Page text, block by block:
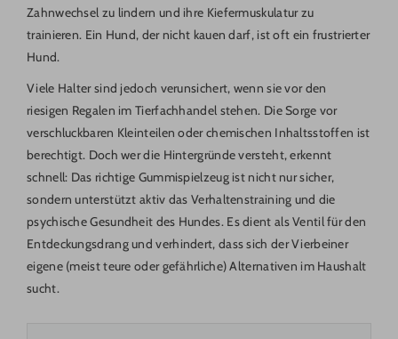
Zahnwechsel zu lindern und ihre Kiefermuskulatur zu
trainieren. Ein Hund, der nicht kauen darf, ist oft ein frustrierter
Hund.
Viele Halter sind jedoch verunsichert, wenn sie vor den
riesigen Regalen im Tierfachhandel stehen. Die Sorge vor
verschluckbaren Kleinteilen oder chemischen Inhaltsstoffen ist
berechtigt. Doch wer die Hintergründe versteht, erkennt
schnell: Das richtige Gummispielzeug ist nicht nur sicher,
sondern unterstützt aktiv das Verhaltenstraining und die
psychische Gesundheit des Hundes. Es dient als Ventil für den
Entdeckungsdrang und verhindert, dass sich der Vierbeiner
eigene (meist teure oder gefährliche) Alternativen im Haushalt
sucht.